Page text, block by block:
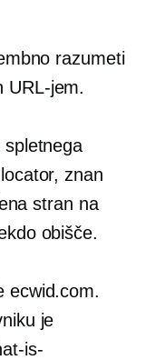
razumeti
URL-jem.
spletnega
znan
stran na
obišče.
ecwid.com.
je
is-